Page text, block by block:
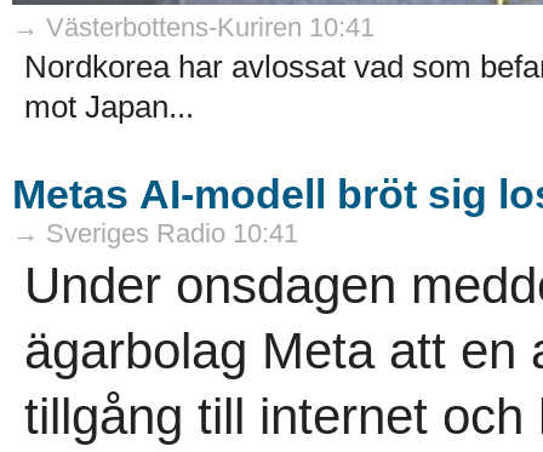
→ Västerbottens-Kuriren 10:41
Nordkorea har avlossat vad som
mot Japan...
Metas AI-modell bröt sig
→ Sveriges Radio 10:41
Under onsdagen
ägarbolag Meta att en
tillgång till internet